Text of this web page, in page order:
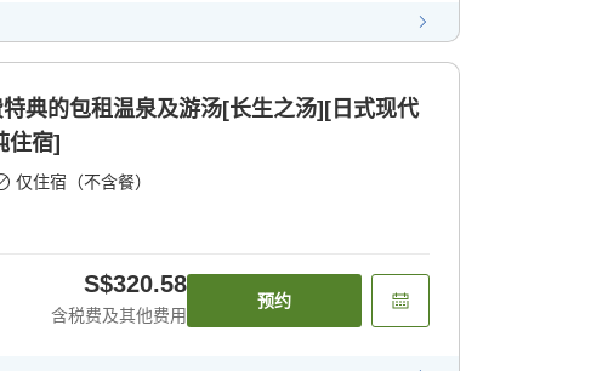
典的包租温泉及游汤[长生之汤][日式现代
住宿]
仅住宿（不含餐）
S$320.58
含税费及其他费用
预约